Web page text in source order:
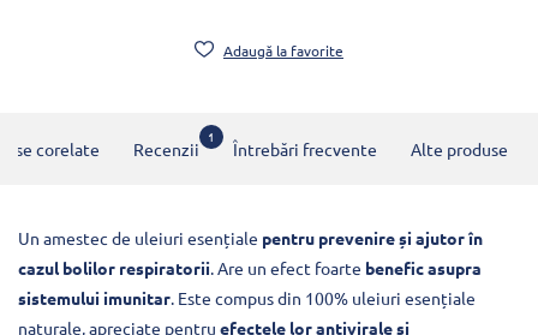
Adaugă la favorite
corelate Recenzii
1
Întrebări frecvente Alte produse
Un amestec de uleiuri esențiale pentru prevenire și ajutor în
cazul bolilor respiratorii. Are un efect foarte benefic asupra
sistemului imunitar. Este compus din 100% uleiuri esențiale
naturale, apreciate pentru efectele lor antivirale și